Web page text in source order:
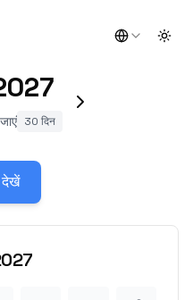
30 दिन
देखें